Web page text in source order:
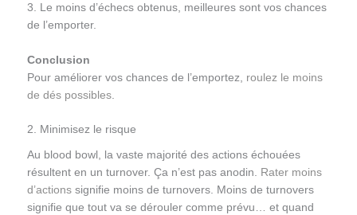
3. Le moins d’échecs obtenus, meilleures sont vos chances
de l’emporter.
Conclusion
Pour améliorer vos chances de l’emportez, roulez le moins
de dés possibles.
2. Minimisez le risque
Au blood bowl, la vaste majorité des actions échouées
résultent en un turnover. Ça n’est pas anodin.
Rater moins
d’actionssignifie moins de turnovers. Moins de turnovers
signifie que tout va se dérouler comme prévu… et quand